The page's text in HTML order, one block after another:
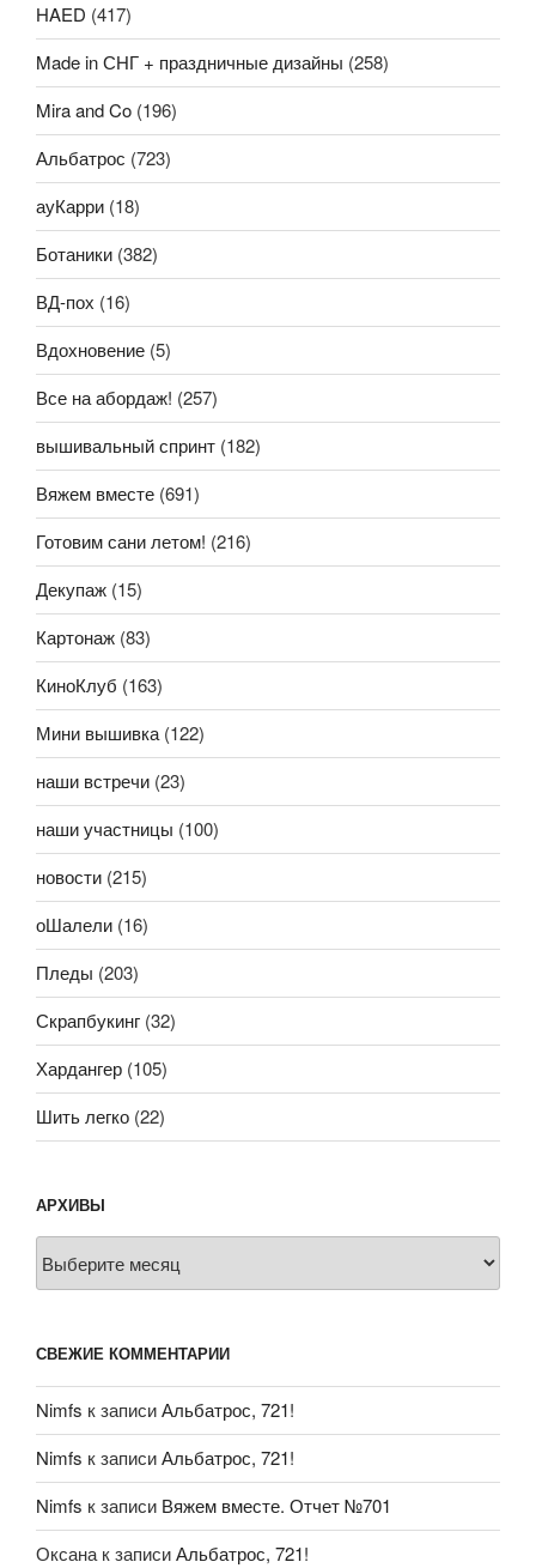
HAED (417)
Made in СНГ + праздничные дизайны (258)
Mira and Co (196)
Альбатрос (723)
ауКарри (18)
Ботаники (382)
ВД-пох (16)
Вдохновение (5)
Все на абордаж! (257)
вышивальный спринт (182)
Вяжем вместе (691)
Готовим сани летом! (216)
Декупаж (15)
Картонаж (83)
КиноКлуб (163)
Мини вышивка(122)
наши встречи (23)
наши участницы (100)
новости (215)
оШалели (16)
Пледы (203)
Скрапбукинг (32)
Хардангер (105)
Шить легко (22)
АРХИВЫ
СВЕЖИЕ КОММЕНТАРИИ
Nimfs к записиАльбатрос, 721!
Nimfs к записиАльбатрос, 721!
Nimfs к записи Вяжем вместе. Отчет №701
Оксанак записиАльбатрос, 721!